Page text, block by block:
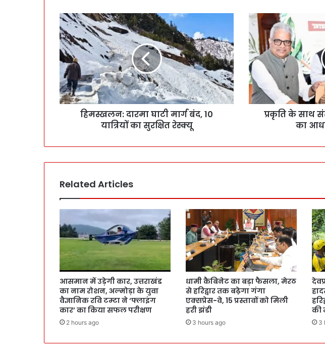
हिमस्खलन: दारमा घाटी मार्ग बंद, 10
यात्रियों का सुरक्षित रेस्क्यू
प्रकृति के साथ
का
Related Articles
आसमान में उड़ेगी कार, उत्तराखंड
का नाम रोशन, अल्मोड़ा के युवा
वैज्ञानिक रवि टम्टा ने ‘फ्लाइंग
कार’ का किया सफल परीक्षण
2 hours ago
धामी कैबिनेट का बड़ा फैसला, मेरठ
से हरिद्वार तक बढ़ेगा गंगा
एक्सप्रेस-वे, 15 प्रस्तावों को मिली
हरी झंडी
3 hours ago
की
3